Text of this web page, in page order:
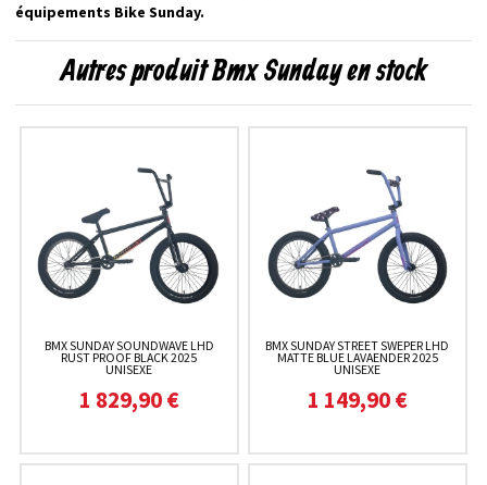
équipements Bike Sunday.
Autres produit Bmx Sunday en stock
BMX SUNDAY SOUNDWAVE LHD
RUST PROOF BLACK 2025
UNISEXE
1 829,90 €
BMX SUNDAY STREET SWEPER LHD
MATTE BLUE LAVAENDER 2025
UNISEXE
1 149,90 €